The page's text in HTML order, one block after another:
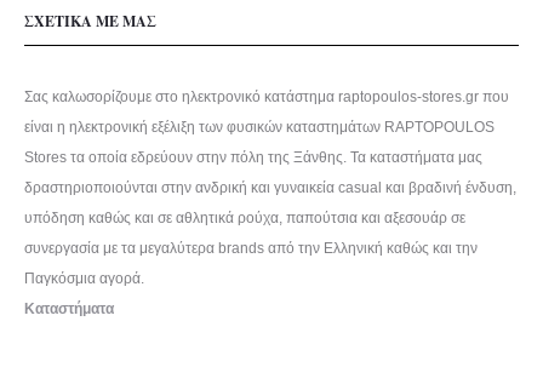
προϊόντος
ΣΧΕΤΙΚΑ ΜΕ ΜΑΣ
Σας καλωσορίζουμε στο ηλεκτρονικό κατάστημα raptopoulos-stores.gr που
είναι η ηλεκτρονική εξέλιξη των φυσικών καταστημάτων RAPTOPOULOS
Stores τα οποία εδρεύουν στην πόλη της Ξάνθης. Τα καταστήματα μας
δραστηριοποιούνται στην ανδρική και γυναικεία casual και βραδινή ένδυση,
υπόδηση καθώς και σε αθλητικά ρούχα, παπούτσια και αξεσουάρ σε
συνεργασία με τα μεγαλύτερα brands από την Ελληνική καθώς και την
Παγκόσμια αγορά.
Καταστήματα